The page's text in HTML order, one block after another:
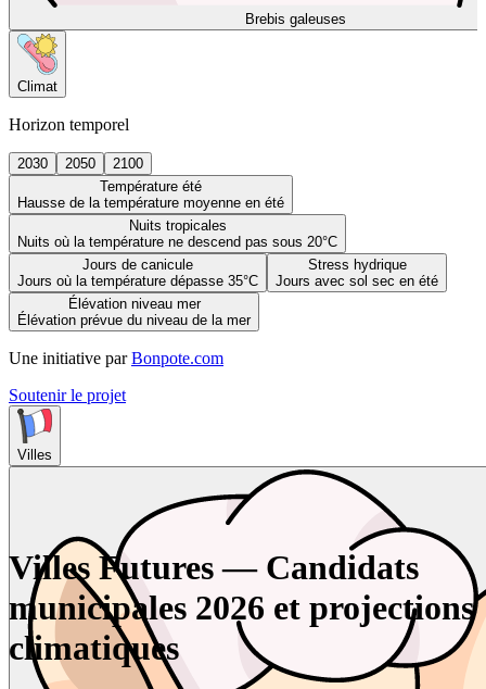
Brebis galeuses
Climat
Horizon temporel
2030 2050
2100
Température été
Hausse de la température moyenne en été
Nuits tropicales
Nuits où la température ne descend pas sous 20°C
Jours de canicule
Jours où la température dépasse 35°C
Stress hydrique
Jours avec sol sec en été
Élévation niveau mer
Élévation prévue du niveau de la mer
Une initiative par Bonpote.com
Soutenir le projet
Villes
Villes Futures — Candidats
municipales 2026 et projections
climatiques